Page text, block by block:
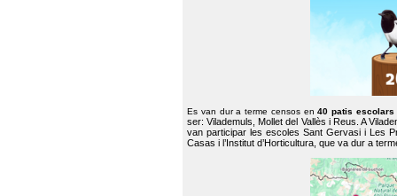
Es van dur a terme censos en40 patis escolars
ser: Vilademuls, Mollet del Vallès i Reus. A
van participar les escoles Sant Gervasi i Les
Casas i l’Institut d’Horticultura, que va dur a